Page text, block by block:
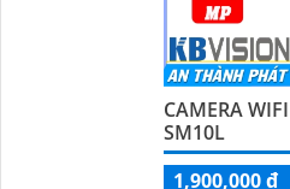
CAMERA
SM10L
1,900,000 ₫